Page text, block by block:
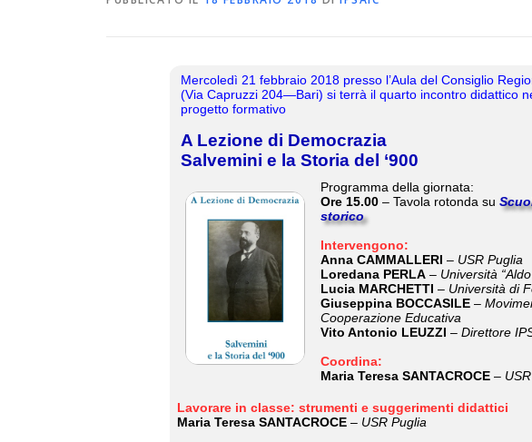
Programma della giornata:
Ore 15.00 – Tavola rotonda su
storico
Intervengono:
Anna CAMMALLERI – USR Puglia
Loredana PERLA – Università
Lucia MARCHETTI – Università di
Giuseppina BOCCASILE –
Cooperazione Educativa
Vito Antonio LEUZZI – Direttore
Coordina:
Maria Teresa SANTACROCE –
Lavorare in classe: strumenti e suggerimenti didattici
Maria Teresa SANTACROCE – USR Puglia
Mercoledì 21 febbraio 2018 presso l’Aula del Consiglio
(Via Capruzzi 204—Bari) si terrà il quarto incontro didattico
progetto formativo
A Lezione di Democrazia
Salvemini e la Storia del ‘900